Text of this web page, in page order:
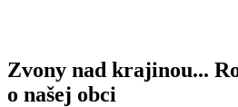
Zvony nad krajinou...
o našej obci